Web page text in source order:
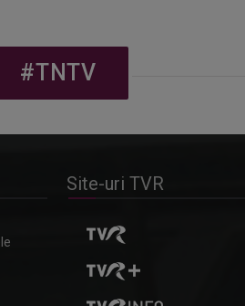
#TNTV
Site-uri TVR